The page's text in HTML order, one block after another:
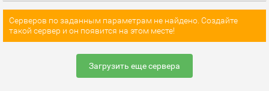
Серверов по заданным параметрам не найдено. Создайте
такой сервер и он появится на этом месте!
Загрузить еще сервера